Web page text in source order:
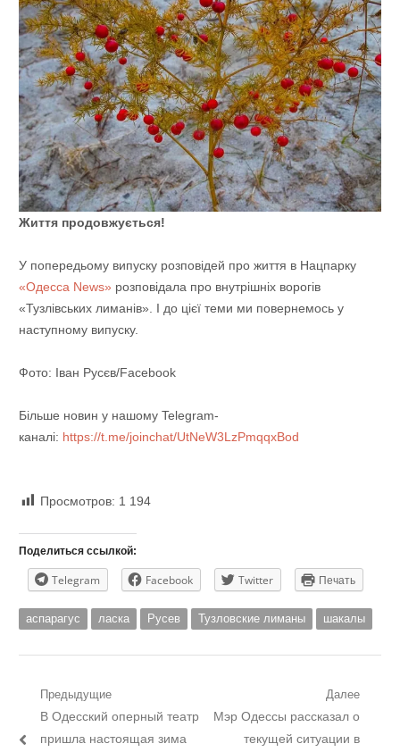
Життя продовжується!
У попередьому випуску розповідей про життя в Нацпарку
«Одесса News»розповідала про внутрішніх ворогів
«Тузлівських лиманів». І до цієї теми ми повернемось у
наступному випуску.
Фото: Іван Русєв/Facebook
Більше новин у нашому Telegram-
каналі: https://t.me/joinchat/UtNeW3LzPmqqxBod
Просмотров: 1 194
Поделиться ссылкой:
Telegram Facebook Twitter Печать
аспарагус ласка Русев Тузловские лиманы шакалы
Навигация
по
Предыдущие
Предыдущий
пост:
В Одесский оперный театр
пришла настоящая зима
Далее
Следующий
Мэр Одессы рассказал о
текущей ситуации в